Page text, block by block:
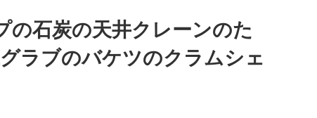
の石炭の天井クレーンのた
ラブのバケツのクラムシェ